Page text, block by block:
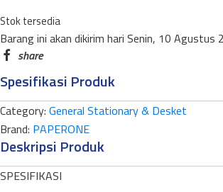
Stok tersedia
quantity
Barang ini akan dikirim hari Senin, 10 Agustus
Spesifikasi Produk
Category: General Stationary & Desket
Brand: PAPERONE
Deskripsi Produk
SPESIFIKASI